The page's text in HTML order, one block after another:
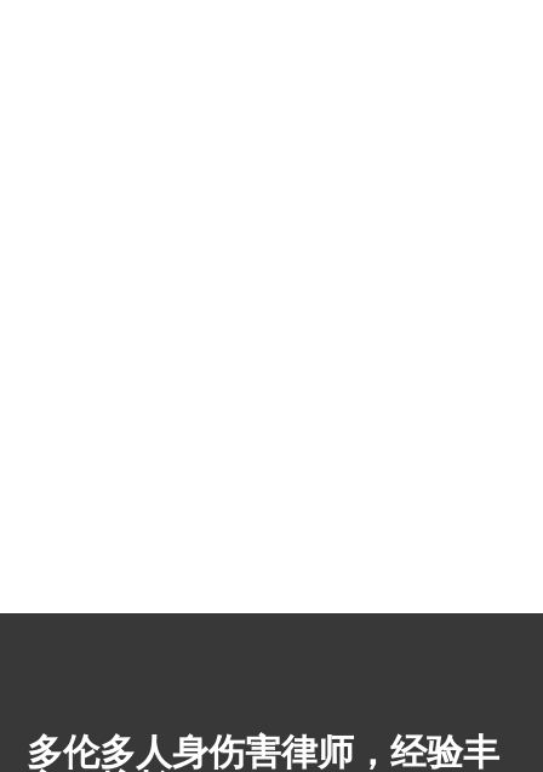
多伦多人身伤害律师，经验丰